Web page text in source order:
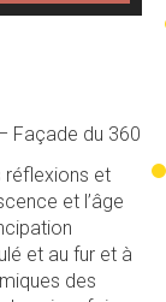
Façade du 360
réflexions et
et l’âge
et au fur et à
des